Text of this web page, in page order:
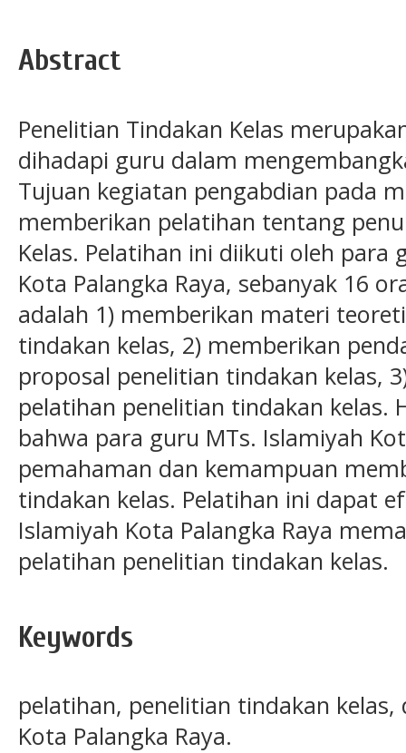
Abstract
Penelitian Tindakan Kelas
dihadapi guru dalam
Tujuan kegiatan pengabdian pada
memberikan pelatihan tentang
Kelas. Pelatihan ini diikuti oleh para
Kota Palangka Raya, sebanyak 16
adalah 1) memberikan materi
tindakan kelas, 2) memberikan
proposal penelitian tindakan kelas,
pelatihan penelitian tindakan kelas.
bahwa para guru MTs. Islamiyah
pemahaman dan kemampuan
tindakan kelas. Pelatihan ini dapat
Islamiyah Kota Palangka Raya
pelatihan penelitian tindakan kelas.
Keywords
pelatihan, penelitian tindakan
Kota Palangka Raya.